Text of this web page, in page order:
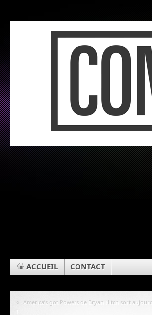
ACCUEIL CONTACT
« America’s got Powers de Bryan Hitch sort
!